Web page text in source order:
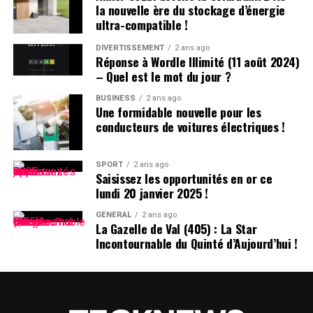
l’année pour dénicher les meilleures offres sur le
MacBook pro ainsi que sur le MacBook Air qui présente
également plusieurs similitudes avec son homologue
pro.
Comparaison des Prix Actuels
Vous trouverez ci-dessous des tableaux comparatifs
affichant les meilleurs prix actuels pour chaque modèle
standard du MacBook Pro (y compris ceux mis en vente
depuis le 8 novembre). Des offres sont également
disponibles pour certains modèles désormais
discontinués tant qu’ils restent en stock chez divers
détaillants.
Aperçu des Meilleures Offres Actuelles
la nouvelle ère du stockage d’énergie
ultra-compatible !
DIVERTISSEMENT 2 ans ago
Réponse à Wordle Illimité (11 août 2024)
– Quel est le mot du jour ?
BUSINESS 2 ans ago
Une formidable nouvelle pour les
conducteurs de voitures électriques !
SPORT 2 ans ago
Saisissez les opportunités en or ce
lundi 20 janvier 2025 !
GÉNÉRAL 2 ans ago
La Gazelle de Val (405) : La Star
Incontournable du Quinté d’Aujourd’hui !